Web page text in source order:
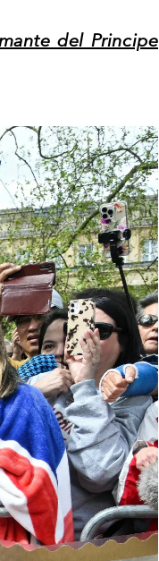
del Principe